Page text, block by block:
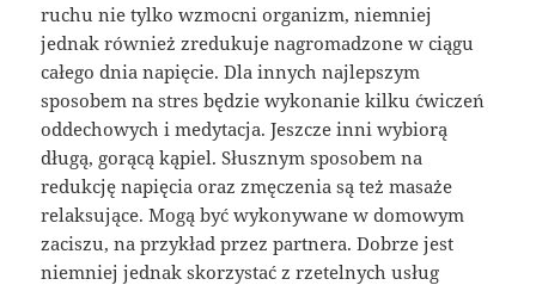
ruchu nie tylko wzmocni organizm, niemniej
jednak również zredukuje nagromadzone w ciągu
całego dnia napięcie. Dla innych najlepszym
sposobem na stres będzie wykonanie kilku ćwiczeń
oddechowych i medytacja. Jeszcze inni wybiorą
długą, gorącą kąpiel. Słusznym sposobem na
redukcję napięcia oraz zmęczenia są też masaże
relaksujące. Mogą być wykonywane w domowym
zaciszu, na przykład przez partnera. Dobrze jest
niemniej jednak skorzystać z rzetelnych usług